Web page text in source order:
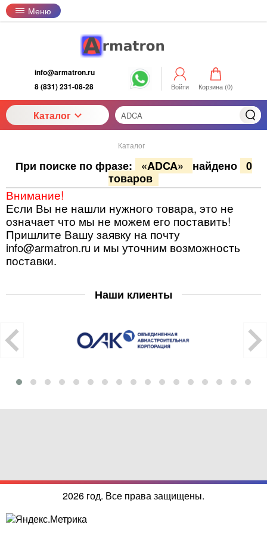
Меню
info@armatron.ru
8 (831) 231-08-28
Войти Корзина (0)
Каталог
Каталог
При поиске по фразе: «ADCA» найдено 0
товаров
Внимание!
Если Вы не нашли нужного товара, это не
означает что мы не можем его поставить!
Пришлите Вашу заявку на почту
info@armatron.ru и мы уточним возможность
поставки.
Наши клиенты
2026 год. Все права защищены.